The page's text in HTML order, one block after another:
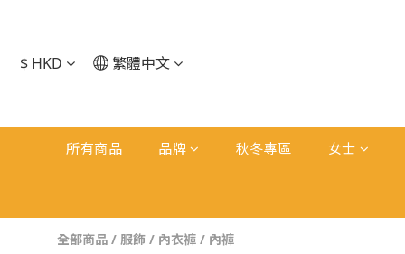
$ HKD 繁體中文
所有商品 品牌 秋冬專區 女士
全部商品 / 服飾 / 內衣褲 / 內褲